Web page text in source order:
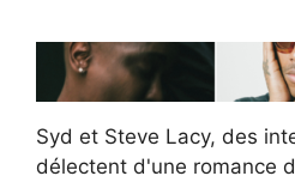
Syd et Steve Lacy, des
délectent d'une romance